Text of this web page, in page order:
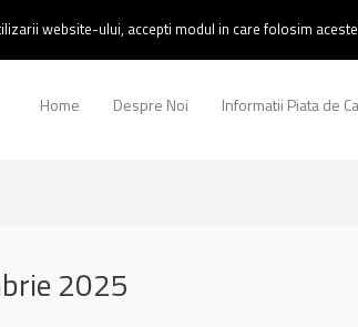
Home Despre Noi Informatii Piata de
2025
website-ului, accepti modul in care folosim